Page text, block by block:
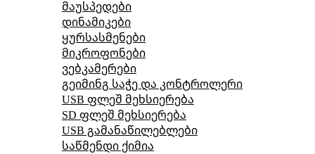
მაუსპედები
დინამიკები
ყურსასმენები
მიკროფონები
ვებკამერები
გეიმინგ საჭე და კონტროლერი
USB ფლეშ მეხსიერება
SD ფლეშ მეხსიერება
USB გამანაწილებლები
საწმენდი ქიმია